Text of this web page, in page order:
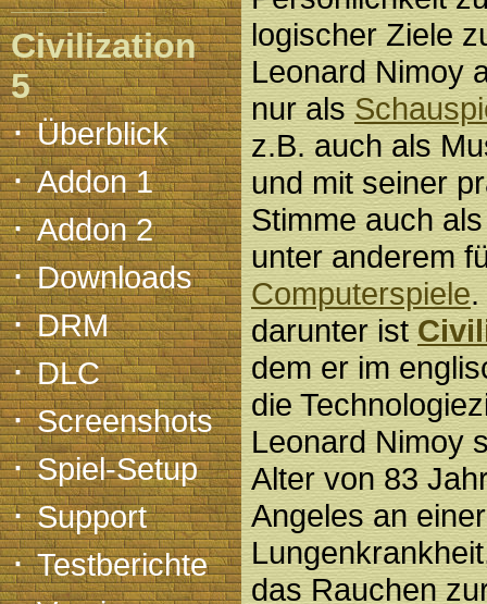
Civilization
5
·Überblick
·Addon 1
·Addon 2
·Downloads
·DRM
·DLC
·Screenshots
·Spiel-Setup
·Support
·Testberichte
logischer Ziele
Leonard Nimoy
nur als
z.B. auch als
und mit seiner
Stimme auch
unter anderem
Computerspiele
darunter ist
dem er im
die
Leonard Nimoy
Alter von 83
Angeles an einer
das Rauchen